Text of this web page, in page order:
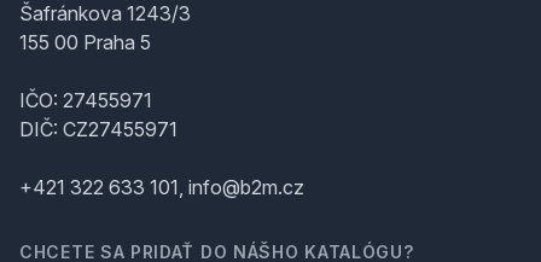
Šafránkova 1243/3
155 00 Praha 5
IČO: 27455971
DIČ: CZ27455971
+421 322 633 101, info@b2m.cz
CHCETE SA PRIDAŤ DO NÁŠHO KATALÓGU?